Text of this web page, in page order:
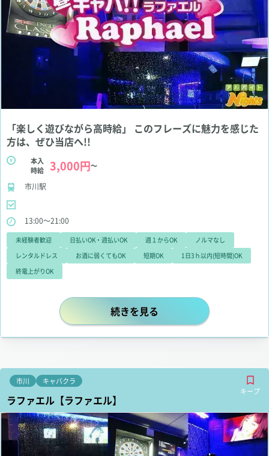
「楽しく遊びながら高時給」 このフレーズに魅力を感じた
方は、ぜひ当店へ!!
本入
時給
3,000円～
市川駅
13:00～21:00
未経験者歓迎 日払いOK・週払いOK 週１からOK
ノルマなし
レンタルドレス
お酒に弱くてもOK 短期OK
1日3ｈ以内(短時間)OK
終電上がりOK
「楽しく遊びながら高時給」 この
続きを見る
市川
キャバクラ
キープ
ラファエル【ラファエル】